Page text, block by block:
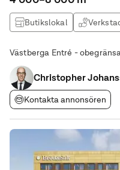
Butikslokal
Västberga Entré -
Christopher
Kontakta annonsören